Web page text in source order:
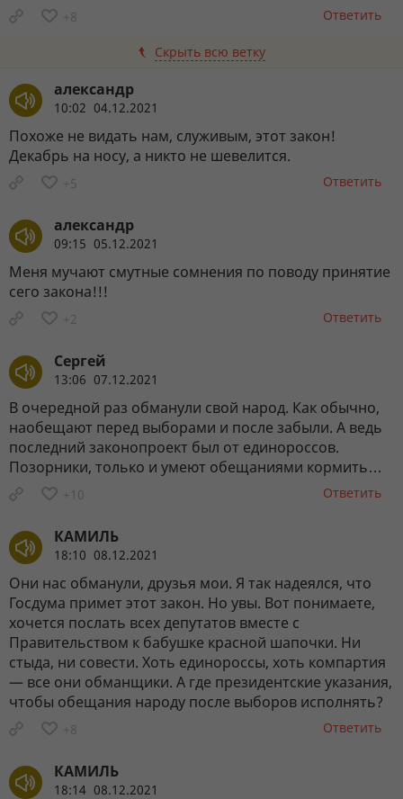
+8 Ответить
Скрыть всю ветку
александр
10:02 04.12.2021
Похоже не видать нам, служивым, этот закон!
Декабрь на носу, а никто не шевелится.
+5 Ответить
александр
09:15 05.12.2021
Меня мучают смутные сомнения по поводу принятие
сего закона!!!
+2 Ответить
Сергей
13:06 07.12.2021
В очередной раз обманули свой народ. Как обычно,
наобещают перед выборами и после забыли. А ведь
последний законопроект был от единороссов.
Позорники, только и умеют обещаниями кормить…
+10 Ответить
КАМИЛЬ
18:10 08.12.2021
Они нас обманули, друзья мои. Я так надеялся, что
Госдума примет этот закон. Но увы. Вот понимаете,
хочется послать всех депутатов вместе с
Правительством к бабушке красной шапочки. Ни
стыда, ни совести. Хоть единороссы, хоть компартия
— все они обманщики. А где президентские указания,
чтобы обещания народу после выборов исполнять?
+8 Ответить
КАМИЛЬ
18:14 08.12.2021